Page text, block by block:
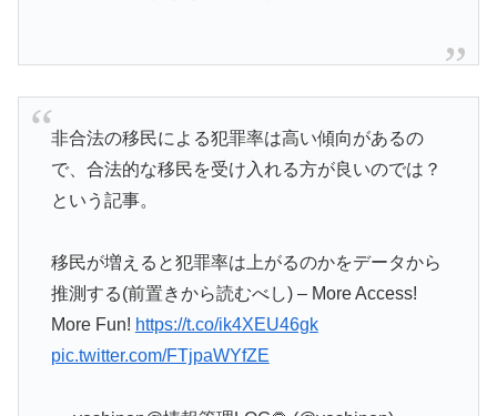
非合法の移民による犯罪率は高い傾向があるの
で、合法的な移民を受け入れる方が良いのでは？
という記事。
移民が増えると犯罪率は上がるのかをデータから
推測する(前置きから読むべし) – More Access!
More Fun! https://t.co/ik4XEU46gk
pic.twitter.com/FTjpaWYfZE